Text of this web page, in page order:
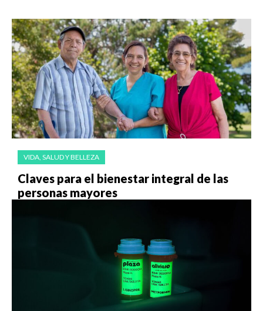
VIDA, SALUD Y BELLEZA
Claves para el bienestar integral de las
personas mayores